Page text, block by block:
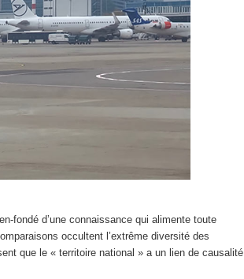
fondé d’une connaissance qui alimente toute
occultent l’extrême diversité des
que le « territoire national » a un lien de causalité